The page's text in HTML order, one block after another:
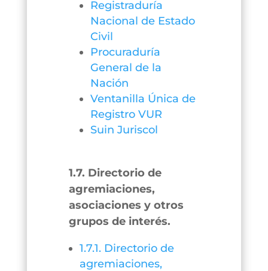
Registraduría
Nacional de Estado
Civil
Procuraduría
General de la
Nación
Ventanilla Única de
Registro VUR
Suin Juriscol
1.7. Directorio de
agremiaciones,
asociaciones y otros
grupos de interés.
1.7.1. Directorio de
agremiaciones,